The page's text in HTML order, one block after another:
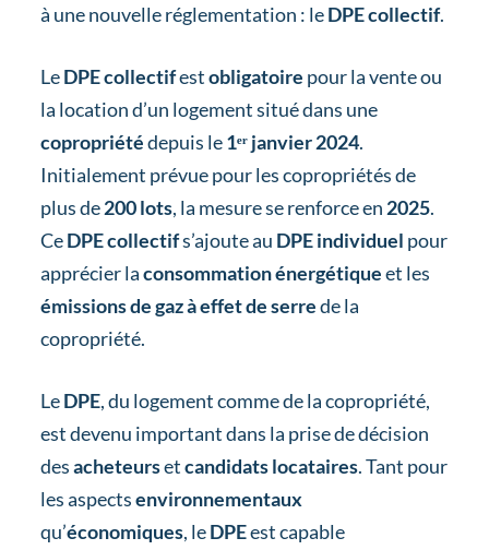
à une nouvelle réglementation : leDPE collectif.
LeDPE collectifestobligatoire pour la vente ou
la location d’un logement situé dans une
copropriétédepuis le1ᵉʳ janvier 2024.
Initialement prévue pour les copropriétés de
plus de200 lots, la mesure se renforce en 2025.
CeDPE collectifs’ajoute au DPE individuel pour
apprécier laconsommation énergétiqueet les
émissions de gaz à effet de serrede la
copropriété.
LeDPE, du logement comme de la copropriété,
est devenu important dans la prise de décision
desacheteursetcandidats locataires. Tant pour
les aspectsenvironnementaux
qu’économiques, leDPEest capable